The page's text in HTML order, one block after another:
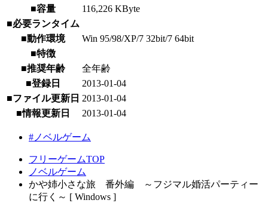
■容量
116,226 KByte
■必要ランタイム
■動作環境
Win 95/98/XP/7 32bit/7 64bit
■特徴
■推奨年齢
全年齢
■登録日
2013-01-04
■ファイル更新日 2013-01-04
■情報更新日
2013-01-04
#ノベルゲーム
フリーゲームTOP
ノベルゲーム
かや姉小さな旅 番外編 ～フジマル婚活パーティー
に行く～ [ Windows ]